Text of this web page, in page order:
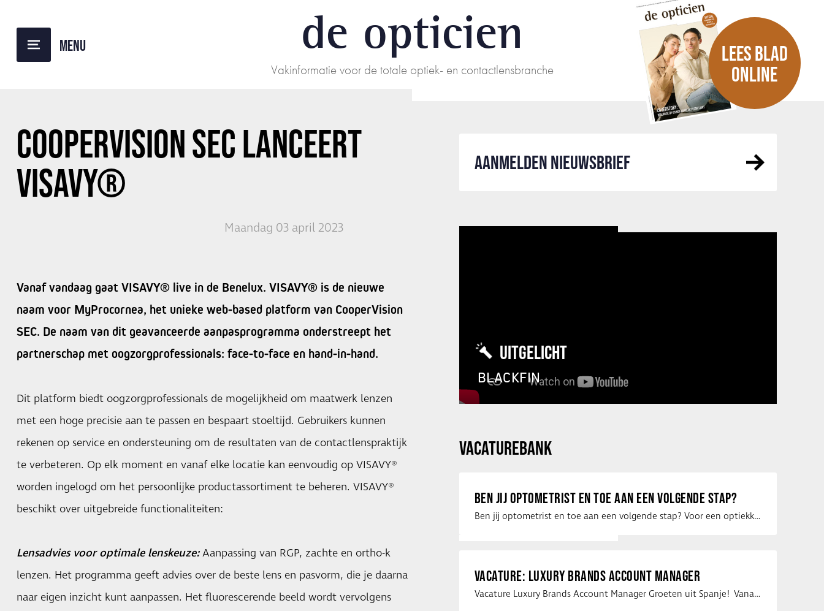
de opticien
Vakinformatie voor de totale optiek- en contactlensbranche
LEES BLAD
ONLINE
COOPERVISION SECLANCEERT
VISAVY®
Maandag 03 april 2023
Vanaf vandaag gaat VISAVY® live in de Benelux. VISAVY® is de nieuwe
naam voor MyProcornea, het unieke web-based platform van CooperVision
SEC. De naam van dit geavanceerde aanpasprogramma onderstreept het
partnerschap met oogzorgprofessionals: face-to-face en hand-in-hand.
Dit platform biedt oogzorgprofessionals de mogelijkheid om maatwerk lenzen
met een hoge precisie aan te passen en bespaart stoeltijd. Gebruikers kunnen
rekenen op service en ondersteuning om de resultaten van de contactlenspraktijk
te verbeteren. Op elk moment en vanaf elke locatie kan eenvoudig op VISAVY®
worden ingelogd om het persoonlijke productassortiment te beheren. VISAVY®
beschikt over uitgebreide functionaliteiten:
Lensadvies voor optimale lenskeuze:Aanpassing van RGP, zachte en ortho-k
lenzen. Het programma geeft advies over de beste lens en pasvorm, die je daarna
naar eigen inzicht kunt aanpassen. Het fluorescerende beeld wordt vervolgens
AANMELDEN NIEUWSBRIEF
UITGELICHT
BLACKFIN
VACATUREBANK
BEN JIJ OPTOMETRIST EN TOE AAN EEN VOLGENDE STAP?
Ben jij optometrist en toe aan een volgende stap? Voor een optiekketen is Eye …
VACATURE: LUXURY BRANDS ACCOUNT MANAGER
Vacature Luxury Brands Account Manager Groeten uit Spanje! Vanaf mijn …